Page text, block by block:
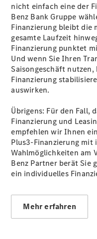
EU-
Service
nicht einfach eine der
Benz Bank Gruppe
Finanzierung bleibt die
gesamte Laufzeit
Finanzierung punktet
Und wenn Sie Ihren
Saisongeschäft
Finanzierung
auswirken.
Übrigens: Für den Fall,
Finanzierung und
empfehlen wir Ihnen
Plus3-Finanzierung
Wahlmöglichkeiten am
Benz Partner berät Sie
ein individuelles
Mehr erfahren